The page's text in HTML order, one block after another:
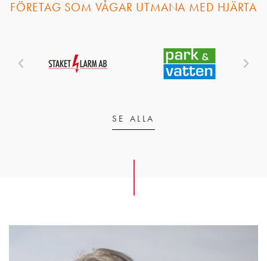
FÖRETAG SOM VÅGAR UTMANA MED HJÄRTA
SE ALLA